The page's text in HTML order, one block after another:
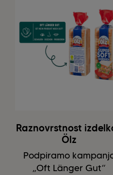
Raznovrstnost
Ölz
Podpiramo
„Oft Länger Gut“